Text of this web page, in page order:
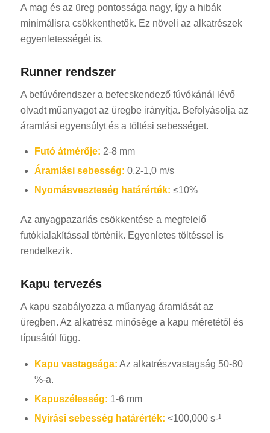
A mag és az üreg pontossága nagy, így a hibák
minimálisra csökkenthetők. Ez növeli az alkatrészek
egyenletességét is.
Runner rendszer
A befúvórendszer a befecskendező fúvókánál lévő
olvadt műanyagot az üregbe irányítja. Befolyásolja az
áramlási egyensúlyt és a töltési sebességet.
Futó átmérője: 2-8 mm
Áramlási sebesség: 0,2-1,0 m/s
Nyomásveszteség határérték: ≤10%
Az anyagpazarlás csökkentése a megfelelő
futókialakítással történik. Egyenletes töltéssel is
rendelkezik.
Kapu tervezés
A kapu szabályozza a műanyag áramlását az
üregben. Az alkatrész minősége a kapu méretétől és
típusától függ.
Kapu vastagsága: Az alkatrészvastagság 50-80
%-a.
Kapuszélesség: 1-6 mm
Nyírási sebesség határérték: <100,000 s-¹